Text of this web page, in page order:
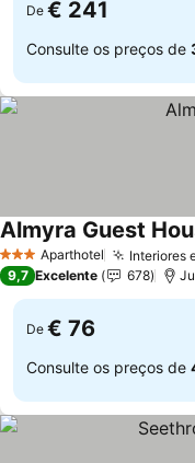
De € 241
Consulte os preços de
3 EstrelasAparthotel Interiores
Almyra Guest
9,7 Excelente 678
De € 76
Consulte os preços de